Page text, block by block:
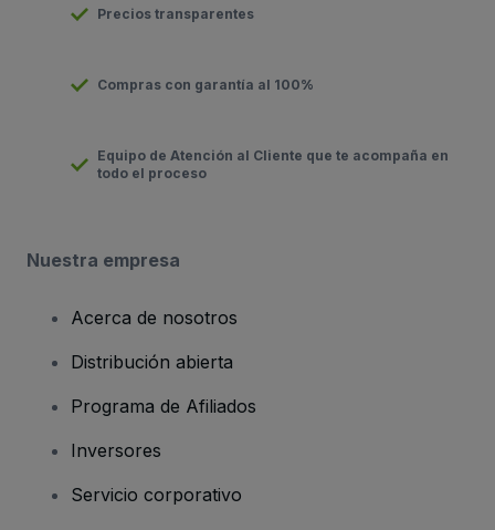
Precios transparentes
Compras con garantía al 100%
Equipo de Atención al Cliente que te acompaña en
todo el proceso
Nuestra empresa
Acerca de nosotros
Distribución abierta
Programa de Afiliados
Inversores
Servicio corporativo